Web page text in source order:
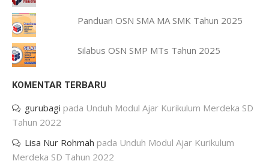
Panduan OSN SMA MA SMK Tahun 2025
Silabus OSN SMP MTs Tahun 2025
KOMENTAR TERBARU
gurubagi pada Unduh Modul Ajar Kurikulum Merdeka SD
Tahun 2022
Lisa Nur Rohmah pada Unduh Modul Ajar Kurikulum
Merdeka SD Tahun 2022